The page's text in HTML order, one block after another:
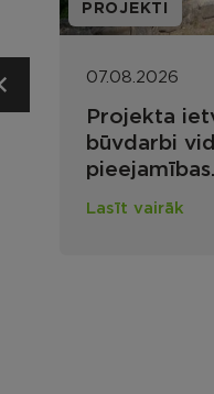
PROJEKTI
07.08.2026
Projekta
būvdarbi
pieejamības
apvienības
Lasīt vairāk